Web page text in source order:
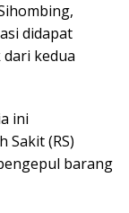
didapat
dari kedua
ini
Sakit (RS)
barang